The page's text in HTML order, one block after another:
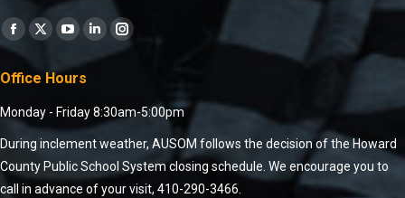
Find us on:
Office Hours
Monday - Friday 8:30am-5:00pm
During inclement weather, AUSOM follows the decision of the Howard
County Public School System closing schedule. We encourage you to
call in advance of your visit, 410-290-3466.